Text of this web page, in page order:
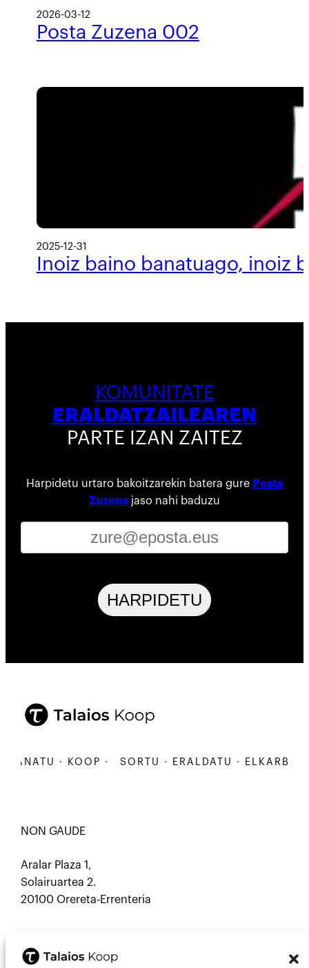
2026-03-12
Posta Zuzena 002
2025-12-31
Inoiz baino banatuago, inoiz
KOMUNITATE
ERALDATZAILEAREN
PARTE IZAN ZAITEZ
Harpidetu urtaro bakoitzarekin batera gure Posta
Zuzena jaso nahi baduzu
HARPIDETU
· KOOP · SORTU · ERALDATU ·
NON GAUDE
Aralar Plaza 1,
Solairuartea 2.
20100 Orereta-Errenteria